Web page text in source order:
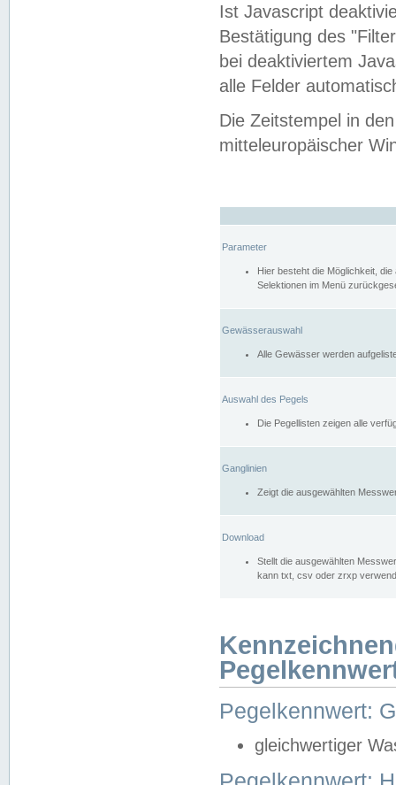
Ist Javascript
Bestätigung des
bei deaktiviertem
alle Felder
Die Zeitstempel in
mitteleuropäischer
Parameter
Hier besteht die Möglichkeit,
Selektionen im Menü
Gewässerauswahl
Alle Gewässer werden
Auswahl des Pegels
Die Pegellisten zeigen alle
Ganglinien
Zeigt die ausgewählten
Download
Stellt die ausgewählten
kann txt, csv oder zrxp
Pegelkennwert:
gleichwertiger